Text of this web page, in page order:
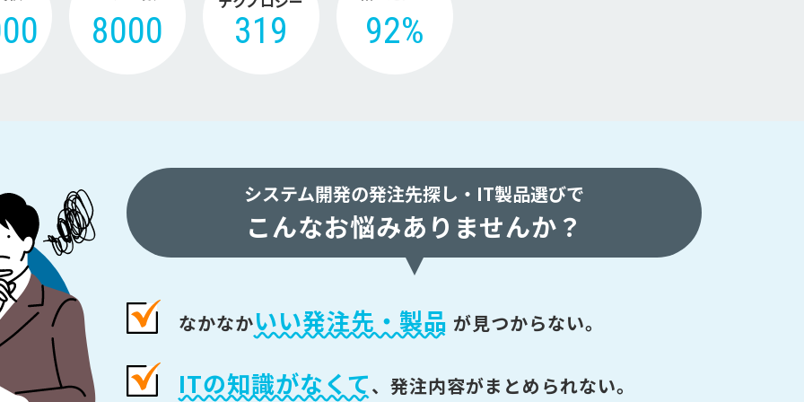
8000 319 92%
システム開発の発注先探し・ IT製品選びで
こんなお悩みありませんか？
なかなかいい発注先・製品 が見つからない。
ITの知識がなくて、 発注内容がまとめられない。